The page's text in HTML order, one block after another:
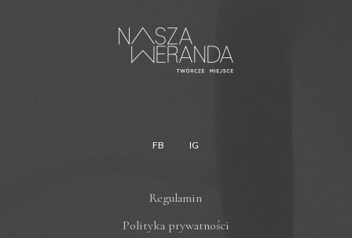
FB IG
Regulamin
Polityka prywatności